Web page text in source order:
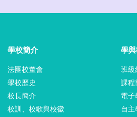
學校簡介
法團校董會
學校歷史
校長簡介
校訓、校歌與校徽
學
班級
課程
電子
自主